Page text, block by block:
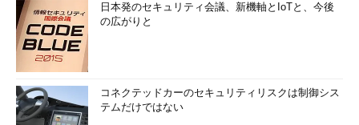
日本発のセキュリティ会議、新機軸とIoTと、今後
の広がりと
コネクテッドカーのセキュリティリスクは制御シス
テムだけではない